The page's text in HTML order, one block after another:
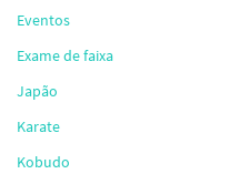
Eventos
Exame de faixa
Japão
Karate
Kobudo